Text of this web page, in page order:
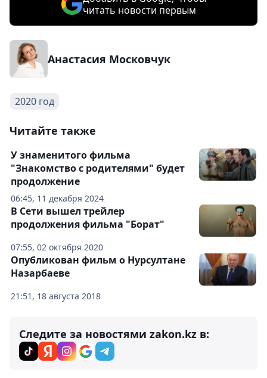
читать новости первым
Анастасия Московчук
2020 год
Читайте также
06:45, 11 декабря 2024
У знаменитого фильма
"Знакомство с родителями" будет
продолжение
07:55, 02 октября 2020
В Сети вышел трейлер
продолжения фильма "Борат"
21:51, 18 августа 2018
Опубликован фильм о Нурсултане
Назарбаеве
Следите за новостями zakon.kz в: